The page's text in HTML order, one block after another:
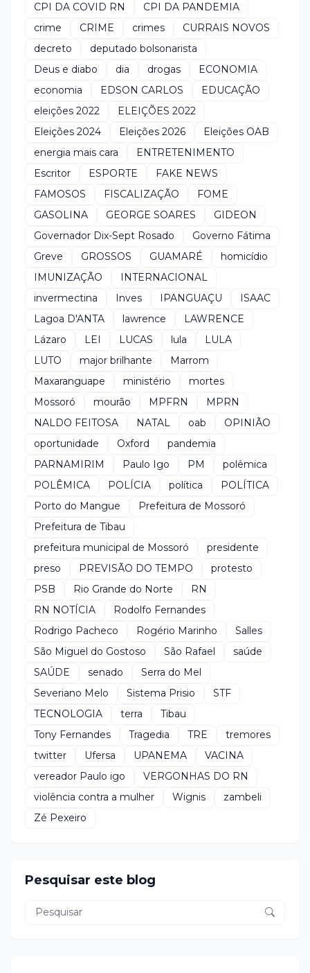
CPI DA COVID RN
CPI DA PANDEMIA
crime
CRIME crimes
CURRAIS NOVOS
decreto
deputado bolsonarista
Deus e diabo
dia drogas
ECONOMIA
economia
EDSON CARLOS
EDUCAÇÃO
eleições 2022
ELEIÇÕES 2022
Eleições 2024
Eleições 2026
Eleições OAB
energia mais cara
ENTRETENIMENTO
Escritor
ESPORTE
FAKE NEWS
FAMOSOS
FISCALIZAÇÃO
FOME
GASOLINA
GEORGE SOARES
GIDEON
Governador Dix-Sept Rosado
Governo Fátima
Greve
GROSSOS GUAMARÉ
homicídio
IMUNIZAÇÃO
INTERNACIONAL
invermectina
Inves IPANGUAÇU
ISAAC
Lagoa D'ANTA
lawrence
LAWRENCE
Lázaro
LEI LUCAS lula
LULA
LUTO
major brilhante
Marrom
Maxaranguape
ministério
mortes
Mossoró
mourão MPFRN
MPRN
NALDO FEITOSA
NATAL oab
OPINIÃO
oportunidade
Oxford
pandemia
PARNAMIRIM
Paulo Igo PM
polêmica
POLÊMICA
POLÍCIA política
POLÍTICA
Porto do Mangue
Prefeitura de Mossoró
Prefeitura de Tibau
prefeitura municipal de Mossoró
presidente
preso
PREVISÃO DO TEMPO
protesto
PSB
Rio Grande do Norte
RN
RN NOTÍCIA
Rodolfo Fernandes
Rodrigo Pacheco
Rogério Marinho
Salles
São Miguel do Gostoso
São Rafael
saúde
SAÚDE
senado
Serra do Mel
Severiano Melo
Sistema Prisio
STF
TECNOLOGIA
terra
Tibau
Tony Fernandes
Tragedia TRE
tremores
twitter
Ufersa UPANEMA
VACINA
vereador Paulo igo
VERGONHAS DO RN
violência contra a mulher
Wignis
zambeli
Zé Pexeiro
Pesquisar este blog